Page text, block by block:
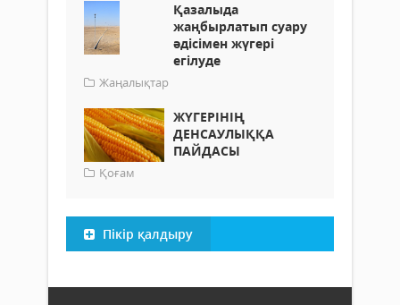
Қазалыда
жаңбырлатып суару
әдісімен жүгері
егілуде
Жаңалықтар
ЖҮГЕРІНІҢ
ДЕНСАУЛЫҚҚА
ПАЙДАСЫ
Қоғам
Пікір қалдыру